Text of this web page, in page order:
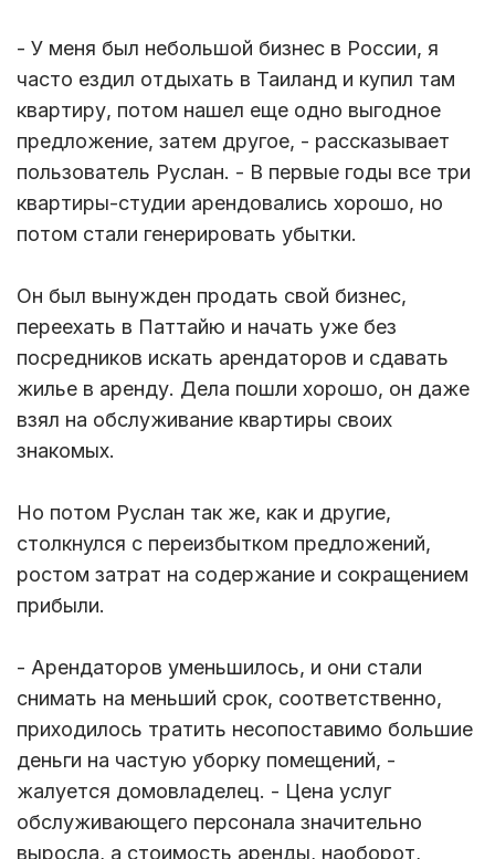
- У меня был небольшой бизнес в России, я
часто ездил отдыхать в Таиланд и купил там
квартиру, потом нашел еще одно выгодное
предложение, затем другое, - рассказывает
пользователь Руслан. - В первые годы все три
квартиры-студии арендовались хорошо, но
потом стали генерировать убытки.
Он был вынужден продать свой бизнес,
переехать в Паттайю и начать уже без
посредников искать арендаторов и сдавать
жилье в аренду. Дела пошли хорошо, он даже
взял на обслуживание квартиры своих
знакомых.
Но потом Руслан так же, как и другие,
столкнулся с переизбытком предложений,
ростом затрат на содержание и сокращением
прибыли.
- Арендаторов уменьшилось, и они стали
снимать на меньший срок, соответственно,
приходилось тратить несопоставимо большие
деньги на частую уборку помещений, -
жалуется домовладелец. - Цена услуг
обслуживающего персонала значительно
выросла, а стоимость аренды, наоборот,